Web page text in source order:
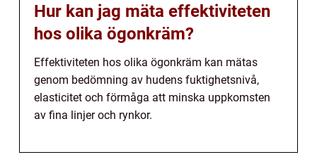
Hur kan jag mäta effektiviteten
hos olika ögonkräm?
Effektiviteten hos olika ögonkräm kan mätas
genom bedömning av hudens fuktighetsnivå,
elasticitet och förmåga att minska uppkomsten
av fina linjer och rynkor.